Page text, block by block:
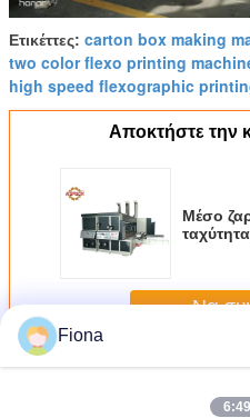
Ετικέττες: carton box making
two color flexo printing
high speed flexographic
Αποκτήστε την
Μέσο
Να
Περισσότεροιζαρωμένη
Fiona